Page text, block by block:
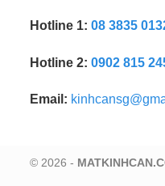
Hotline 1: 08 3835
Hotline 2: 0902 815
Email:
© 2026 -